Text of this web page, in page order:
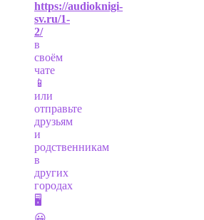
https://audioknigi-
sv.ru/1-
2/
в
своём
чате
📱
или
отправьте
друзьям
и
родственникам
в
других
городах
🖥